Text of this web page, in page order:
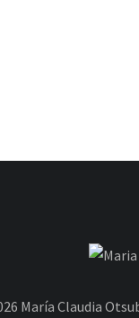
María Claudia